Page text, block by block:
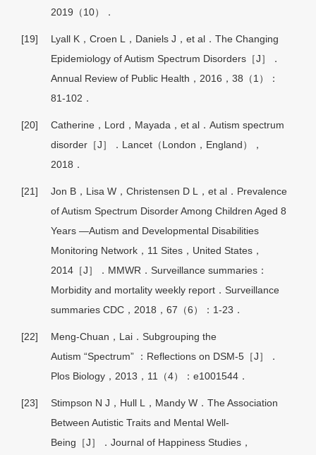
2019（10）．
[19]
Lyall K，Croen L，Daniels J，et al．The Changing
Epidemiology of Autism Spectrum Disorders［J］．
Annual Review of Public Health，2016，38（1）：
81-102．
[20]
Catherine，Lord，Mayada，et al．Autism spectrum
disorder［J］．Lancet（London，England），
2018．
[21]
Jon B，Lisa W，Christensen D L，et al．Prevalence
of Autism Spectrum Disorder Among Children Aged 8
Years —Autism and Developmental Disabilities
Monitoring Network，11 Sites，United States，
2014［J］．MMWR．Surveillance summaries：
Morbidity and mortality weekly report．Surveillance
summaries CDC，2018，67（6）：1-23．
[22]
Meng-Chuan，Lai．Subgrouping the
Autism “Spectrum” ：Reflections on DSM-5［J］．
Plos Biology，2013，11（4）：e1001544．
[23]
Stimpson N J，Hull L，Mandy W．The Association
Between Autistic Traits and Mental Well-
Being［J］．Journal of Happiness Studies，